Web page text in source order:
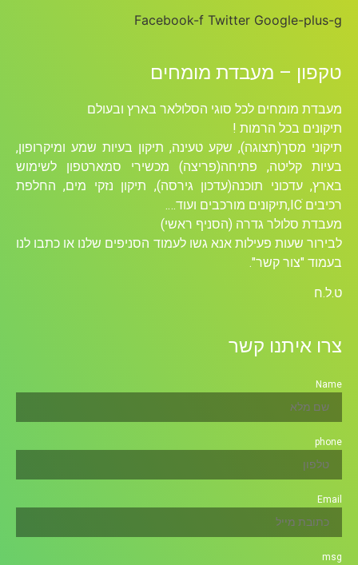
Facebook-f Twitter Google-plus-g
טקפון – מעבדת מומחים
מעבדת מומחים לכל סוגי הסלולאר בארץ ובעולם
תיקונים בכל הרמות !
תיקוני מסך(תצוגה), שקע טעינה, תיקון בעיות שמע ומיקרופון,
בעיות קליטה, פתיחה(פריצה) מכשירי סמארטפון לשימוש
בארץ, עדכוני תוכנה(עדכון גירסה), תיקון נזקי מים, החלפת
רכיבים ICׁ,תיקונים מורכבים ועוד….
מעבדת סלולר גדרה (הסניף ראשי)
לבירור שעות פעילות אנא גשו לעמוד הסניפים שלנו או כתבו לנו
בעמוד "צור קשר".
ט.ל.ח
צרו איתנו קשר
Name
phone
Email
msg